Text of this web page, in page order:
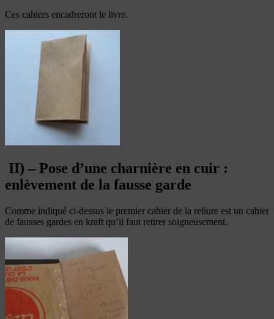
Ces cahiers encadreront le livre.
II) – Pose d’une charnière en cuir :
enlèvement de la fausse garde
Comme indiqué ci-dessus le premier cahier de la reliure est un cahier
de fausses gardes en kraft qu’il faut retirer soigneusement.